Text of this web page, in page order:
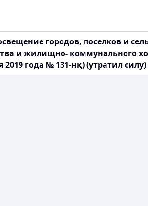
городов, поселков и
и жилищно- коммунального
2019 года № 131-нқ) (утратил силу)